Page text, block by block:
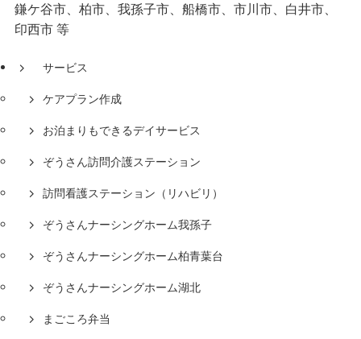
鎌ケ谷市、柏市、我孫子市、船橋市、市川市、白井市、
印西市 等
サービス
ケアプラン作成
お泊まりもできるデイサービス
ぞうさん訪問介護ステーション
訪問看護ステーション（リハビリ）
ぞうさんナーシングホーム我孫子
ぞうさんナーシングホーム柏青葉台
ぞうさんナーシングホーム湖北
まごころ弁当